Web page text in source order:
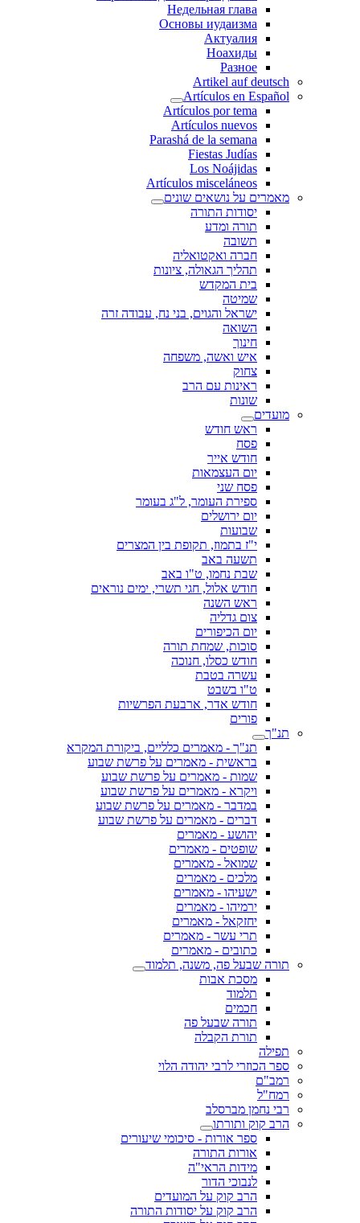
Недельная глава
Основы иудаизма
Актуалия
Ноахиды
Разное
Artikel auf deutsch
Artículos en Español
Artículos por tema
Artículos nuevos
Parashá de la semana
Fiestas Judías
Los Noájidas
Artículos misceláneos
מאמרים על נושאים שונים
יסודות התורה
תורה ומדע
תשובה
חברה ואקטואליה
תהליך הגאולה, ציונות
בית המקדש
שמיטה
ישראל והגוים, בני נח, עבודה זרה
השואה
חינוך
איש ואשה, משפחה
צחוק
ראינות עם הרב
שונות
מועדים
ראש חודש
פסח
חודש אייר
יום העצמאות
פסח שני
ספירת העומר, ל"ג בעומר
יום ירושלים
שבועות
י"ז בתמוז, תקופת בין המצרים
תשעה באב
שבת נחמו, ט"ו באב
חודש אלול, חגי תשרי, ימים נוראים
ראש השנה
צום גדליה
יום הכיפורים
סוכות, שמחת תורה
חודש כסלו, חנוכה
עשרה בטבת
ט"ו בשבט
חודש אדר, ארבעת הפרשיות
פורים
תנ"ך
תנ"ך - מאמרים כלליים, ביקורת המקרא
בראשית - מאמרים על פרשת שבוע
שמות - מאמרים על פרשת שבוע
ויקרא - מאמרים על פרשת שבוע
במדבר - מאמרים על פרשת שבוע
דברים - מאמרים על פרשת שבוע
יהושע - מאמרים
שופטים - מאמרים
שמואל - מאמרים
מלכים - מאמרים
ישעיהו - מאמרים
ירמיהו - מאמרים
יחזקאל - מאמרים
תרי עשר - מאמרים
כתובים - מאמרים
תורה שבעל פה, משנה, תלמוד
מסכת אבות
תלמוד
חכמים
תורה שבעל פה
תורת הקבלה
תפילה
ספר הכוזרי לרבי יהודה הלוי
רמב"ם
רמח"ל
רבי נחמן מברסלב
הרב קוק ותורתו
ספר אורות - סיכומי שיעורים
אורות התורה
מידות הראי"ה
לנבוכי הדור
הרב קוק על המועדים
הרב קוק על יסודות התורה